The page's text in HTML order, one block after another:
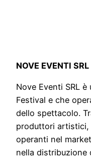
NOVE EVENTI SRL
Nove Eventi SRL
Festival e che
dello spettacolo.
produttori artistici,
operanti nel
nella distribuzione